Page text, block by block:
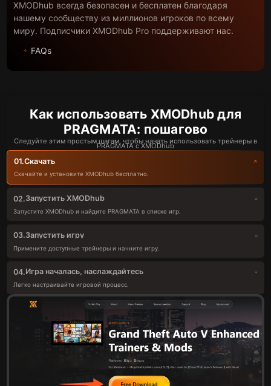
XMODhub всегда безопасен и бесплатен благодаря
нашему сообществу из миллионов игроков по всему
миру. Подписчики XMODhub Pro поддерживают нас.
FAQs
Как использовать XMODhub для
PRAGMATA: пошагово
Следуйте этим простым шагам, чтобы начать использовать трейнеры в
PRAGMATA с XMODhub
01.Скачать
Скачайте и установите XMODhub бесплатно.
02.Запустить XMODhub
Запустите XMODhub и найдите PRAGMATA в списке игр.
03.Запустить игру
Примените доступные трейнеры и начните игру.
04.Игра началась, наслаждайтесь
Легко настраивайте игровой процесс.